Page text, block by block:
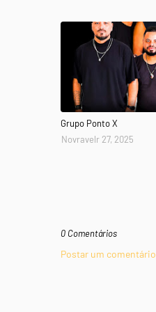
Grupo Ponto X
Novravelr 27, 2025
0 Comentários
Postar um comentário